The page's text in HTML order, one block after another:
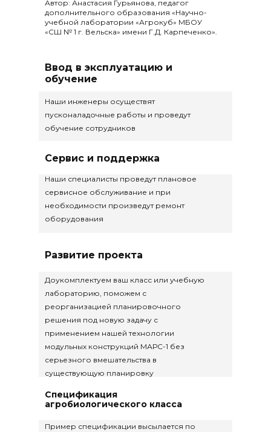
Автор: Анастасия Гурьянова, педагог
дополнительного образования «Научно-
учебной лаборатории «Агрокуб» МБОУ
«СШ № 1 г. Вельска» имени Г.Д. Карпеченко».
Ввод в эксплуатацию и
обучение
Наши инженеры осуществят
пусконаладочные работы и проведут
обучение сотрудников
Сервис и поддержка
Наши специалисты проведут плановое
сервисное обслуживание и при
необходимости произведут ремонт
оборудования
Развитие проекта
Доукомплектуем ваш класс или учебную
лабораторию, поможем с
реорганизацией планировочного
решения под новую задачу с
применением нашей технологии
модульных конструкций МАРС-1 без
серьезного вмешательства в
существующую планировку
Спецификация
агробиологического класса
Пример спецификации высылается по